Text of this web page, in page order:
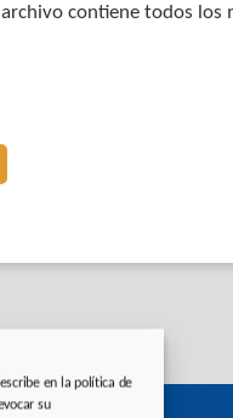
en la política de
su
contiene todos los